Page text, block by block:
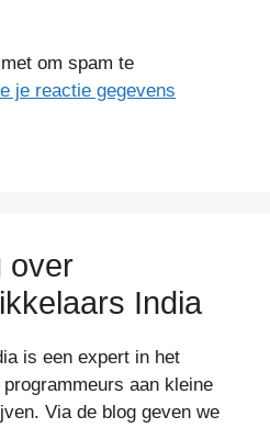
om spam te
je reactie gegevens
over
India
is een expert in het
aan kleine
Via de blog geven we